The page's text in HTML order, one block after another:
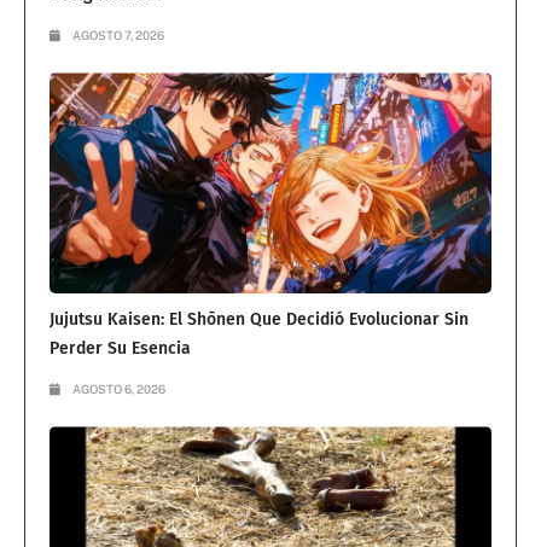
AGOSTO 7, 2026
Jujutsu Kaisen: El Shōnen Que Decidió Evolucionar Sin
Perder Su Esencia
AGOSTO 6, 2026